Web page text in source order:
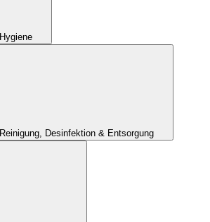
Hygiene
Reinigung, Desinfektion & Entsorgung